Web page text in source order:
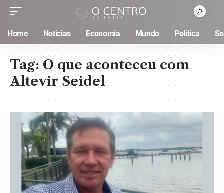
Home Noticias Economia Mundo Política
Tag:O que aconteceu com
Altevir Seidel